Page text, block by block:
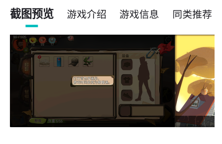
截图预览 游戏介绍 游戏信息 同类推荐